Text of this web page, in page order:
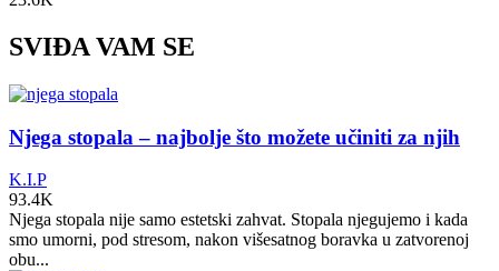
SVIĐA VAM SE
Njega stopala – najbolje što možete učiniti za njih
K.I.P
93.4K
Njega stopala nije samo estetski zahvat. Stopala njegujemo i kada
smo umorni, pod stresom, nakon višesatnog boravka u zatvorenoj
obu...